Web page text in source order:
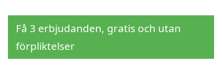
Få 3 erbjudanden, gratis och utan
förpliktelser